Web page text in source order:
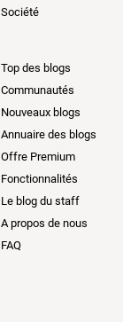
Société
Top des blogs
Communautés
Nouveaux blogs
Annuaire des blogs
Offre Premium
Fonctionnalités
Le blog du staff
A propos de nous
FAQ